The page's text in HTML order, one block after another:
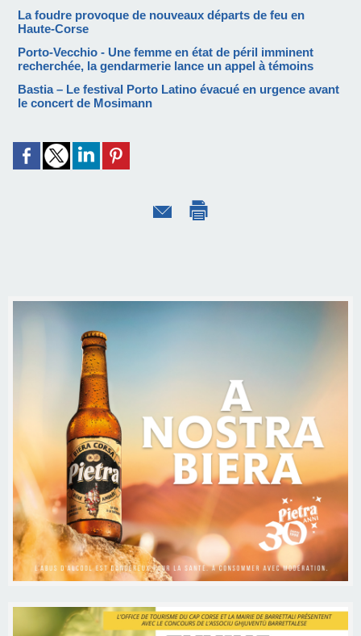
La foudre provoque de nouveaux départs de feu en
Haute-Corse
Porto-Vecchio - Une femme en état de péril imminent
recherchée, la gendarmerie lance un appel à témoins
Bastia – Le festival Porto Latino évacué en urgence avant
le concert de Mosimann